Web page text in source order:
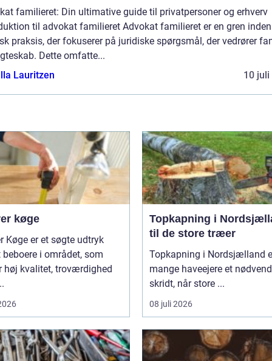
familieret: Din ultimative guide til privatpersoner og erhverv
til advokat familieret Advokat familieret er en gren
praksis, der fokuserer på juridiske spørgsmål, der vedrører
Dette omfatte...
Lauritzen
10 juli
køge
Køge er et søgte udtryk
i området, som
høj kvalitet, troværdighed
Topkapning i
til de store træer
Topkapning i Nordsjælland
mange haveejere et
skridt, når store ...
08 juli 2026